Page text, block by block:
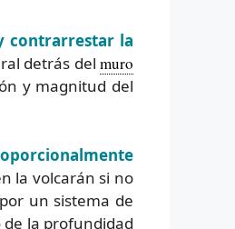
contrarrestar la
detrás delmuro
y magnitud del
la volcarán si no
un sistema de
la profundidad